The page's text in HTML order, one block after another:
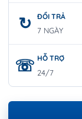
ĐỔI TRẢ
7 NGÀY
HỖ TRỢ
24/7